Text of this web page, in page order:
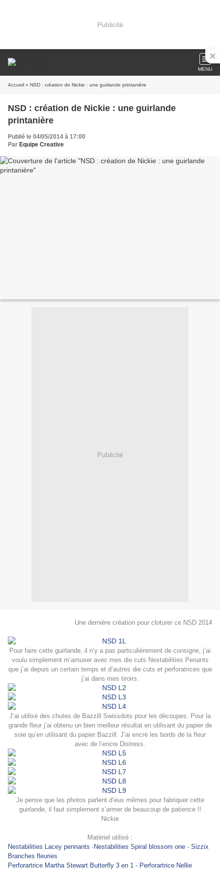
Publicité
MENU
Accueil » NSD : création de Nickie : une guirlande printanière
NSD : création de Nickie : une guirlande
printanière
Publié le 04/05/2014 à 17:00
Par Equipe Creative
Publicité
Une dernière création pour cloturer ce NSD 2014
:
Pour faire cette guirlande, il n’y a pas particulièrement de consigne, j’ai
voulu simplement m’amuser avec mes die cuts Nestabilities Penants
que j’ai depuis un certain temps et d’autres die cuts et perforatrices que
j’ai dans mes tiroirs.
J’ai utilisé des chutes de Bazzill Swissdots pour les découpes. Pour la
grande fleur j’ai obtenu un bien meilleur résultat en utilisant du papier de
soie qu’en utilisant du papier Bazzill. J’ai encré les bords de la fleur
avec de l’encre Distress.
Je pense que les photos parlent d’eux mêmes pour fabriquer cette
guirlande, il faut simplement s’armer de beaucoup de patience !!
Nickie
Matériel utilisé :
Nestabilities Lacey pennants -Nestabilities Spiral blossom one - Sizzix
Branches fleuries
Perforartrice Martha Stewart Butterfly 3 en 1 - Perforartrice Nellie